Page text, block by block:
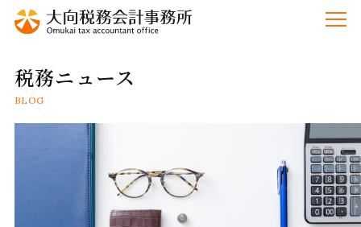
税務ニュース
BLOG